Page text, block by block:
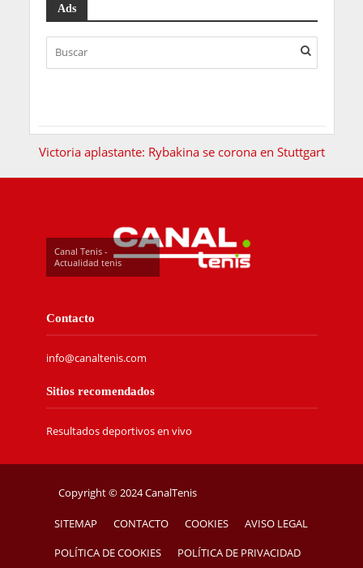
Ads
Victoria aplastante: Rybakina se corona en Stuttgart
Canal Tenis -
Actualidad tenis
Contacto
info@canaltenis.com
Sitios recomendados
Resultados deportivos en vivo
Copyright © 2024 CanalTenis
SITEMAP CONTACTO COOKIES AVISO LEGAL
POLÍTICA DE COOKIES POLÍTICA DE PRIVACIDAD